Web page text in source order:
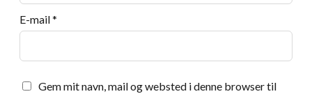
E-mail*
Gem mit navn, mail og websted i denne browser til